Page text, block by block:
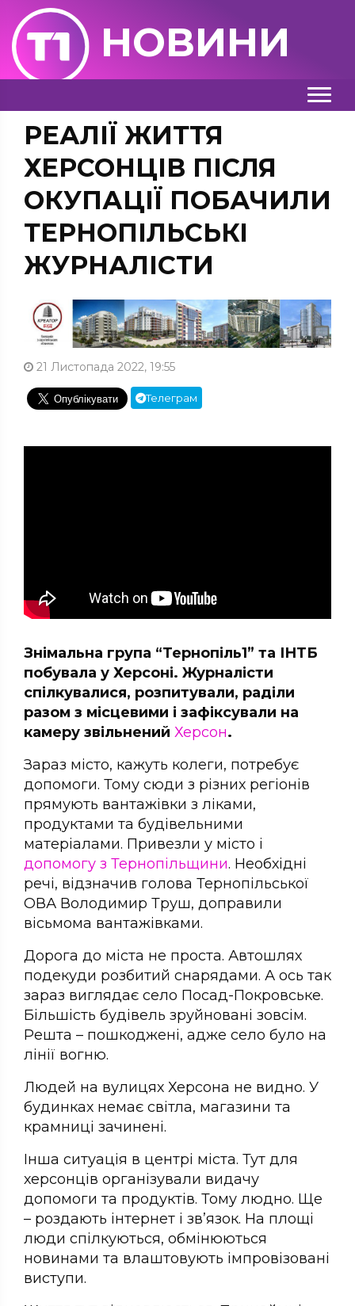
НОВИНИ
РЕАЛІЇ ЖИТТЯ
ХЕРСОНЦІВ ПІСЛЯ
ОКУПАЦІЇ ПОБАЧИЛИ
ТЕРНОПІЛЬСЬКІ
ЖУРНАЛІСТИ
21 Листопада 2022, 19:55
Телеграм
Знімальна група “Тернопіль1” та ІНТБ
побувала у Херсоні. Журналісти
спілкувалися, розпитували, раділи
разом з місцевими і зафіксували на
камеру звільнений Херсон.
Зараз місто, кажуть колеги, потребує
допомоги. Тому сюди з різних регіонів
прямують вантажівки з ліками,
продуктами та будівельними
матеріалами. Привезли у місто і
допомогу з Тернопільщини. Необхідні
речі, відзначив голова Тернопільської
ОВА Володимир Труш, доправили
вісьмома вантажівками.
Дорога до міста не проста. Автошлях
подекуди розбитий снарядами. А ось так
зараз виглядає село Посад-Покровське.
Більшість будівель зруйновані зовсім.
Решта – пошкоджені, адже село було на
лінії вогню.
Людей на вулицях Херсона не видно. У
будинках немає світла, магазини та
крамниці зачинені.
Інша ситуація в центрі міста. Тут для
херсонців організували видачу
допомоги та продуктів. Тому людно. Ще
– роздають інтернет і зв’язок. На площі
люди спілкуються, обмінюються
новинами та влаштовують імпровізовані
виступи.